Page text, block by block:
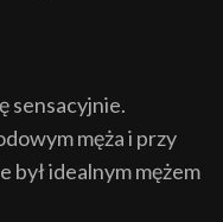
sensacyjnie.
męża i przy
był idealnym mężem